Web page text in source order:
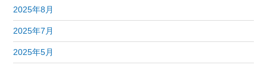
2025年8月
2025年7月
2025年5月